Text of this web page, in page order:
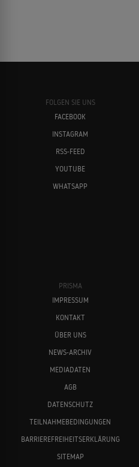
FOLGEN SIE UNS
FACEBOOK
INSTAGRAM
RSS-FEED
YOUTUBE
WHATSAPP
PRISMA
IMPRESSUM
KONTAKT
ÜBER UNS
NEWS-ARCHIV
MEDIADATEN
AGB
DATENSCHUTZ
TEILNAHMEBEDINGUNGEN
BARRIEREFREIHEITSERKLÄRUNG
SITEMAP